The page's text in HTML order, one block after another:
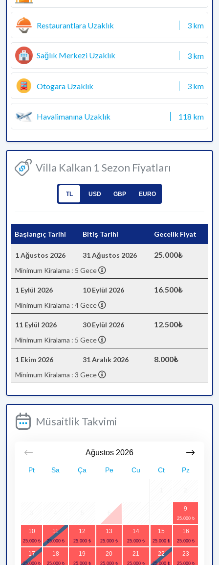
Restaurantlara Uzaklık 3 km
Sağlık Merkezi Uzaklık 3 km
Otogara Uzaklık 3 km
Havalimanına Uzaklık 118 km
Villa Kalkan 1 Sezon Fiyatları
TL USD GBP EURO
Başlangıç Tarihi Bitiş Tarihi Gecelik Fiyat
1 Ağustos 2026 31 Ağustos 2026 25.000₺
Minimum Kiralama : 5 Gece
1 Eylül 2026 10 Eylül 2026 16.500₺
Minimum Kiralama : 4 Gece
11 Eylül 2026 30 Eylül 2026 12.500₺
Minimum Kiralama : 5 Gece
1 Ekim 2026 31 Aralık 2026 8.000₺
Minimum Kiralama : 3 Gece
Müsaitlik Takvimi
Ağustos 2026
Pt Sa Ça Pe Cu Ct Pz
6
9
10 11 12 13 14 15 16
17 18 19 20 21 22 23